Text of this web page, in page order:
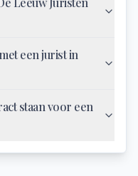
een jurist in
staan voor een